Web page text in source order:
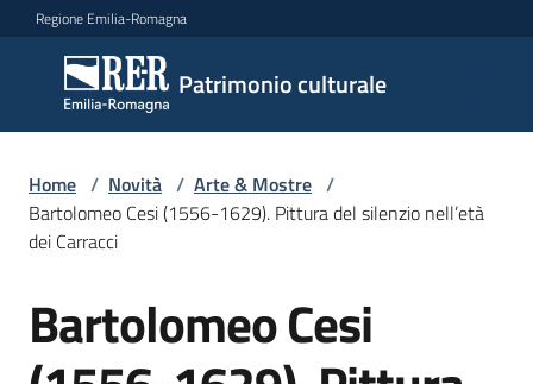
Vai al contenuto
Vai alla navigazione
Vai al footer
Regione Emilia-Romagna
Patrimonio culturale
Patrimonio
culturale
Argomenti
Novità
Home / Novità / Arte & Mostre /
Bartolomeo Cesi (1556-1629). Pittura del silenzio nell’età
dei Carracci
Salta al contenuto
Bartolomeo Cesi